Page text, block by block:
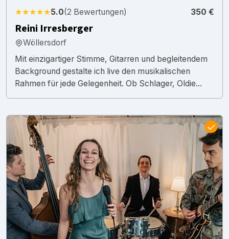
★★★★★5.0(2 Bewertungen) 350 €
Reini Irresberger
Wöllersdorf
Mit einzigartiger Stimme, Gitarren und begleitendem
Background gestalte ich live den musikalischen
Rahmen für jede Gelegenheit. Ob Schlager, Oldie...